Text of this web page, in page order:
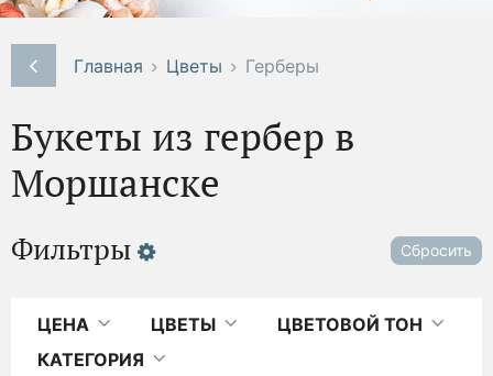
Главная Цветы Герберы
Букеты из гербер в
Моршанске
Фильтры Сбросить
ЦЕНА ЦВЕТЫ
ЦВЕТОВОЙ ТОН
КАТЕГОРИЯ